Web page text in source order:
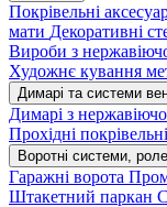
Покрівельні
мати Декоративні
Вироби з
Художнє кування
Димарі та системи
Димарі з
Прохідні
Воротні системи,
Гаражні ворота
Штакетний паркан